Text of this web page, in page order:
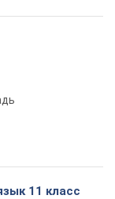
11 класс